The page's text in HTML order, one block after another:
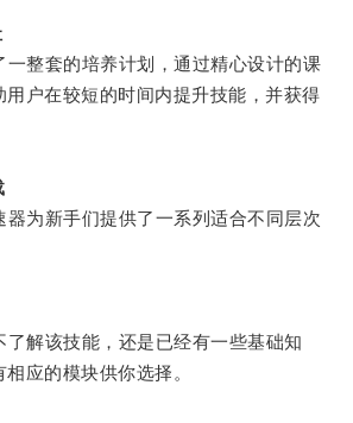
整套的培养计划，通过精心设计的课
用户在较短的时间内提升技能，并获得
为新手们提供了一系列适合不同层次
解该技能，还是已经有一些基础知
应的模块供你选择。